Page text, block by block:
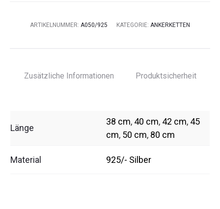
ARTIKELNUMMER: A050/925 KATEGORIE: ANKERKETTEN
Zusätzliche Informationen Produktsicherheit
Länge
38 cm, 40 cm, 42 cm, 45
cm, 50 cm, 80 cm
Material 925/- Silber